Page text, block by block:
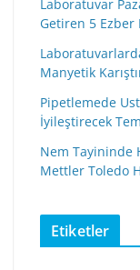
Laboratuvar
Getiren 5 Ezber
Manyetik
Pipetlemede
İyileştirecek
Nem Tayininde
Mettler Toledo
Etiketler